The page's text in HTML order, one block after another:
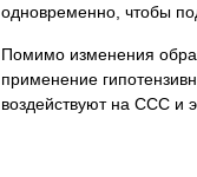
одновременно, чтобы
Помимо изменения
применение
воздействуют на ССС и